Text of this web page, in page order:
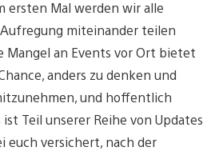
ersten Mal werden wir alle
miteinander teilen
Mangel an Events vor Ort bietet
anders zu denken und
und hoffentlich
ist Teil unserer Reihe von Updates
euch versichert, nach der